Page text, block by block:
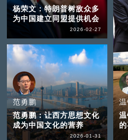
杨荣文：特朗普树敌众多
为中国建立同盟提供机会
2026-02-27
范勇鹏
范勇鹏：让西方思想文化
成为中国文化的营养
2026-01-31